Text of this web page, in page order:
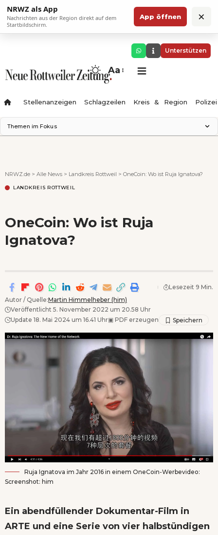
NRWZ als App
Nachrichten aus der Region direkt auf dem
Startbildschirm.
App öffnen ×
Unterstützen
Aa
Stellenanzeigen Schlagzeilen Kreis & Region Polizei
Themen im Fokus
Ferienzauber '26
Testturm
Wenn Orte erzählen ...
NRWZ.de > Alle News > Landkreis Rottweil > OneCoin: Wo ist Ruja Ignatova?
LANDKREIS ROTTWEIL
OneCoin: Wo ist Ruja
Ignatova?
Autor / Quelle:Martin Himmelheber (him)
Veröffentlicht 5. November 2022 um 20.58 Uhr
Update 18. Mai 2024 um 16.41 Uhr▣ PDF erzeugen
Lesezeit 9 Min.
Ruja Ignatova im Jahr 2016 in einem OneCoin-Werbevideo:
Screenshot: him
Ein abendfüllender Dokumentar-Film in
ARTE und eine Serie von vier halbstündigen